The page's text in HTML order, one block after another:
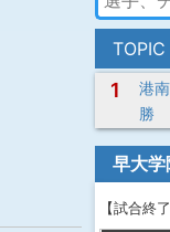
TOPIC
1
港
勝
早大学
【試合終了